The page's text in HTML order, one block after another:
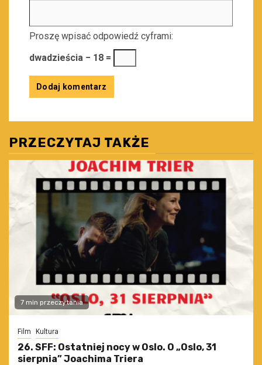
Proszę wpisać odpowiedź cyframi:
dwadzieścia − 18 =
PRZECZYTAJ TAKŻE
7 min przeczytania
Film Kultura
26. SFF: Ostatniej nocy w Oslo. O „Oslo, 31
sierpnia” Joachima Triera